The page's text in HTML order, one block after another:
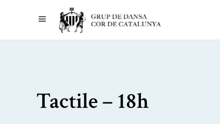
Tactile – 18h